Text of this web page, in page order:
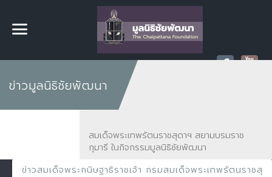
ข่าวมูลนิธิชัยพัฒนา
สมเด็จพระเทพรัตนราชสุดาฯ สยามบรมราช
กุมารี ในกิจกรรมมูลนิธิชัยพัฒนา
ข่าวสมเด็จพระกนิษฐาธิราชเจ้า กรมสมเด็จพระเทพรัตนราชสุ